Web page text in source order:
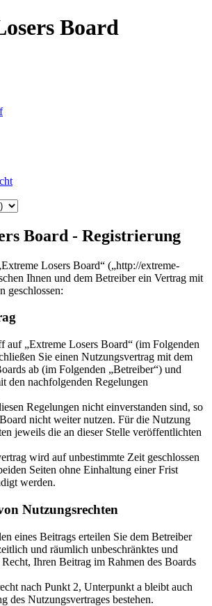
Board
Board - Registrierung
Losers Board“ („http://extreme-
Ihnen und dem Betreiber ein Vertrag mit
geschlossen:
auf „Extreme Losers Board“ (im Folgenden
Sie einen Nutzungsvertrag mit dem
ab (im Folgenden „Betreiber“) und
den nachfolgenden Regelungen
Regelungen nicht einverstanden sind, so
nicht weiter nutzen. Für die Nutzung
jeweils die an dieser Stelle veröffentlichten
wird auf unbestimmte Zeit geschlossen
Seiten ohne Einhaltung einer Frist
werden.
Nutzungsrechten
eines Beitrags erteilen Sie dem Betreiber
und räumlich unbeschränktes und
Ihren Beitrag im Rahmen des Boards
nach Punkt 2, Unterpunkt a bleibt auch
des Nutzungsvertrages bestehen.